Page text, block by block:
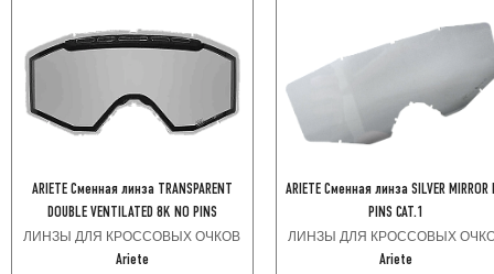
ARIETE Сменная линза TRANSPARENT
DOUBLE VENTILATED 8K NO PINS
ЛИНЗЫ ДЛЯ КРОССОВЫХ ОЧКОВ
Ariete
ARIETE Сменная линза SILVER MIRROR
PINS CAT.1
ЛИНЗЫ ДЛЯ КРОССОВЫХ
Ariete